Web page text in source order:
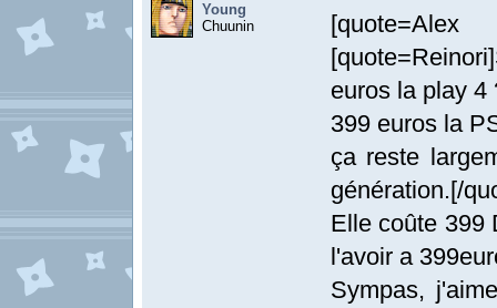
Young
Chuunin
euros la play 4
399 euros la
ça reste
génération.[/
Elle coûte 399
l'avoir a
Sympas,